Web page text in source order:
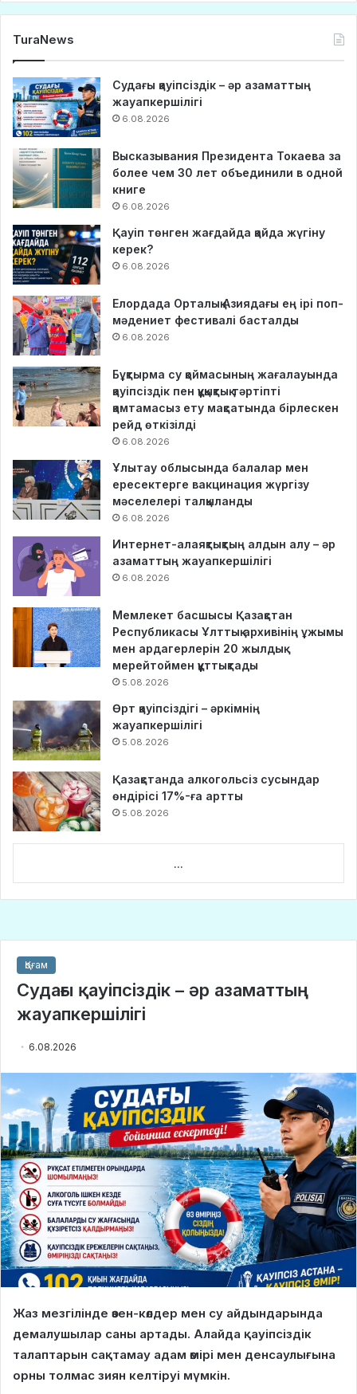
TuraNews
Судағы қауіпсіздік – әр азаматтың
жауапкершілігі
6.08.2026
Высказывания Президента Токаева за
более чем 30 лет объединили в одной
книге
6.08.2026
Қауіп төнген жағдайда қайда жүгіну
керек?
6.08.2026
Елордада Орталық Азиядағы ең ірі поп-
мәдениет фестивалі басталды
6.08.2026
Бұқтырма су қоймасының жағалауында
қауіпсіздік пен құқықтық тәртіпті
қамтамасыз ету мақсатында бірлескен
рейд өткізілді
6.08.2026
Ұлытау облысында балалар мен
ересектерге вакцинация жүргізу
мәселелері талқыланды
6.08.2026
Интернет-алаяқтықтың алдын алу – әр
азаматтың жауапкершілігі
6.08.2026
Мемлекет басшысы Қазақстан
Республикасы Ұлттық архивінің ұжымы
мен ардагерлерін 20 жылдық
мерейтоймен құттықтады
5.08.2026
Өрт қауіпсіздігі – әркімнің
жауапкершілігі
5.08.2026
Қазақстанда алкогольсіз сусындар
өндірісі 17%-ға артты
5.08.2026
...